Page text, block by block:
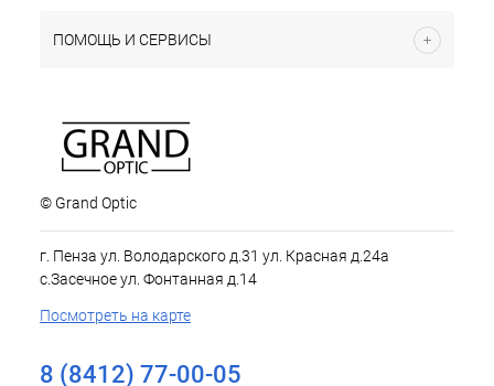
ПОМОЩЬ И СЕРВИСЫ
© Grand Optic
г. Пенза ул. Володарского д.31 ул. Красная д.24а
с.Засечное ул. Фонтанная д.14
Посмотреть на карте
8 (8412) 77-00-05